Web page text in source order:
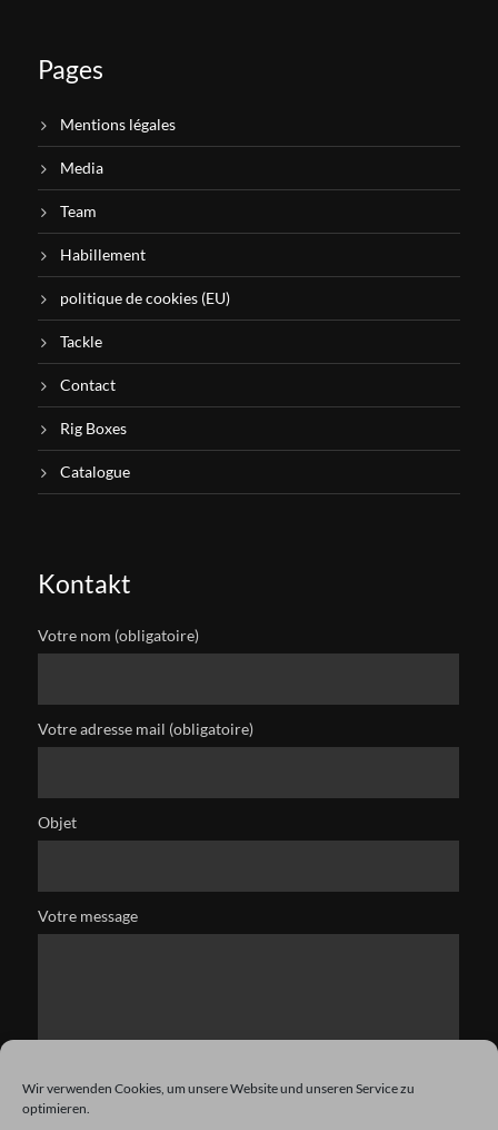
Wir verwenden Cookies, um unsere Website und unseren Service zu
optimieren.
Pages
Mentions légales
Media
Team
Habillement
politique de cookies (EU)
Tackle
Contact
Rig Boxes
Catalogue
Kontakt
Votre nom (obligatoire)
Votre adresse mail (obligatoire)
Objet
Votre message